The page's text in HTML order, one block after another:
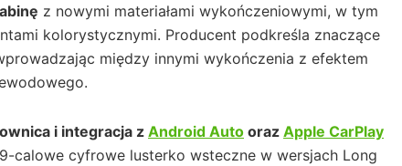
z nowymi materiałami wykończeniowymi, w tym
kolorystycznymi. Producent podkreśla znaczące
między innymi wykończenia z efektem
i integracja z Android Auto oraz Apple CarPlay
calowe cyfrowe lusterko wsteczne w wersjach Long